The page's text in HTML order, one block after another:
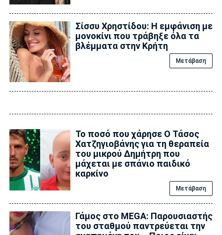
Σίσσυ Χρηστίδου: Η εμφάνιση με
μονοκίνι που τράβηξε όλα τα
βλέμματα στην Κρήτη
Μετάβαση
Το ποσό που χάρησε Ο Τάσος
Χατζηγιοβάνης για τη θεραπεία
του μικρού Δημήτρη που
μάχεται με σπάνιο παιδικό
καρκίνο
Μετάβαση
Γάμος στο MEGA: Παρουσιαστής
του σταθμού παντρεύεται την